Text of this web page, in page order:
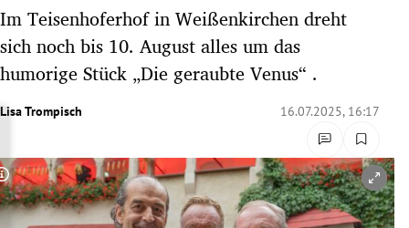
Untermenü
Untermenü
Untermenü
Im Teisenhoferhof in Weißenkirchen dreht
sich noch bis 10. August alles um das
humorige Stück „Die geraubte Venus“ .
Lisa Trompisch 16.07.2025, 16:17
Copyright-Hinweis öffnen/schließen